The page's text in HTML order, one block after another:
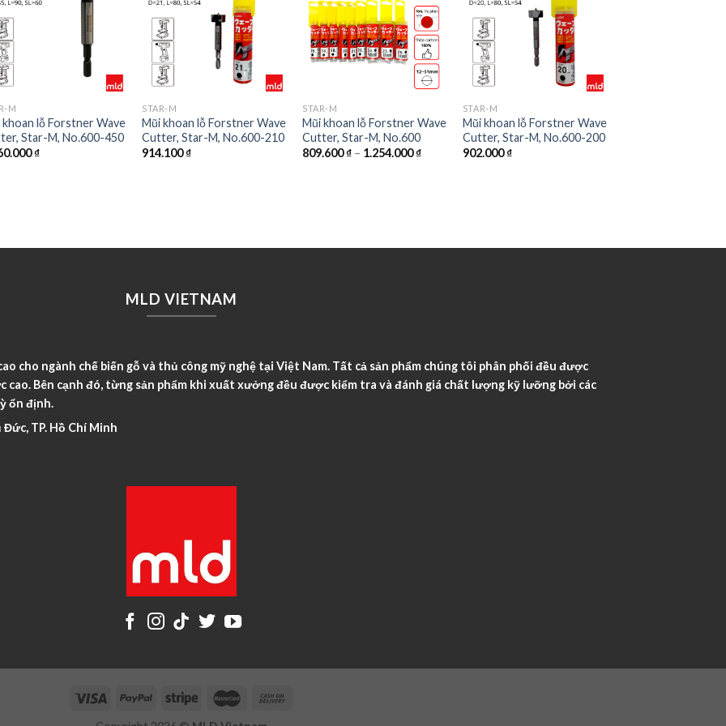
M
khoan lỗ Forstner Wave
Star-M, No.600-450
₫
STAR-M
Mũi khoan lỗ Forstner Wave
Cutter, Star-M, No.600-210
914.100₫
STAR-M
Mũi khoan lỗ Forstner Wave
Cutter, Star-M, No.600
809.600₫ – 1.254.000₫
STAR-M
Mũi khoan lỗ Forstner Wave
Cutter, Star-M, No.600-200
902.000₫
MLD VIETNAM
cho ngành chế biến gỗ và thủ công mỹ nghệ tại Việt Nam. Tất cả sản phẩm chúng tôi phân phối đều được
Bên cạnh đó, từng sản phẩm khi xuất xưởng đều được kiểm tra và đánh giá chất lượng kỹ lưỡng bởi các
ổn định.
TP. Hồ Chí Minh